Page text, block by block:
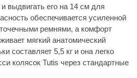
выдвигать его на 14 см для
обеспечивается усиленной
ремнями, а комфорт
мягкий анатомический
составляет 5,5 кг и она легко
колясок Tutis через стандартные